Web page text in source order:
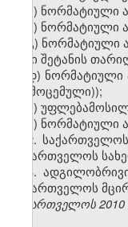
ა) ნორმატიული
ბ) ნორმატიული
გ) ნორმატიული
მისი შეტანის
დ) ნორმატიული
(გამოცემული));
ე)
ვ) ნორმატიული
2.
საქართველოს
3.
საქართველოს
საქართველოს